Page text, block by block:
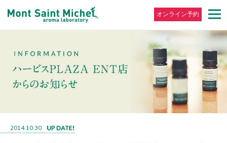
オンライン予約
2014.10.30